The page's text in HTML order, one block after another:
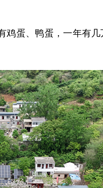
蛋、鸭蛋，一年有几